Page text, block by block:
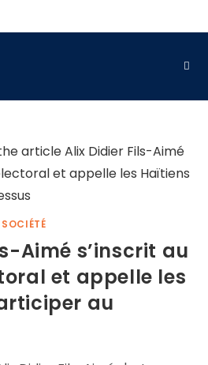
SOCIÉTÉ
Aimé s’inscrit au
et appelle les
au